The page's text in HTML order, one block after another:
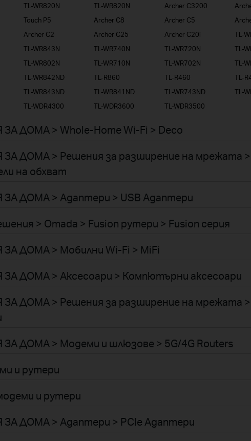
TL-WR820N TL-WR820N Archer C3200
Touch P5 Archer C8 Archer C5
Archer C2 Archer C25 Archer C20i
TL-
TL-WR843N TL-WR740N TL-WR720N
TL-
TL-WR802N TL-WR710N TL-WR702N
TL-
TL-WR842ND TL-R860 TL-R460
TL-
TL-WR843ND TL-WR841ND TL-WR743ND
TL-
TL-WDR4300 TL-WDR3600 TL-WDR3500
ДОМА > Whole-Home Wi-Fi > Deco
ДОМА > Решения за разширение на мрежата >
на обхват
ДОМА > Адаптери > USB Адаптери
> Omada > Fusion рутери > Fusion серия
ДОМА > Мобилни Wi-Fi > MiFi
ДОМА > Аксесоари > Компютърни аксесоари
ДОМА > Решения за разширение на мрежата >
ДОМА > Модеми и шлюзове > 5G/4G Routers
и рутери
и рутери
ДОМА > Адаптери > PCIe Адаптери